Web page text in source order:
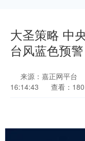
大圣策略 中
台风蓝色预警
来源：嘉正网平台
16:14:43
查看：180